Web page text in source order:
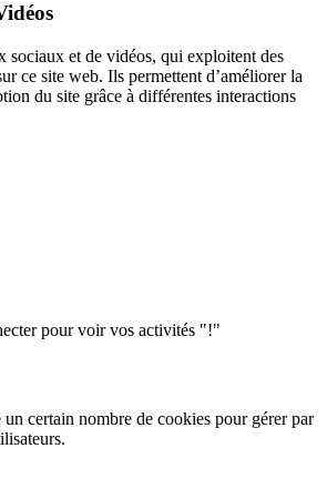
sociaux et de vidéos, qui exploitent des
ce site web. Ils permettent d’améliorer la
du site grâce à différentes interactions
pour voir vos activités "!"
certain nombre de cookies pour gérer par